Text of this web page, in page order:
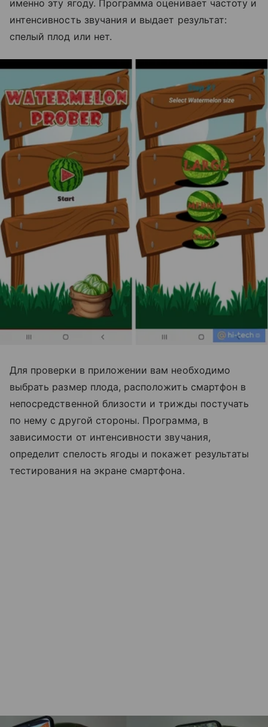
именно эту ягоду. Программа оценивает частоту и
интенсивность звучания и выдает результат:
спелый плод или нет.
Для проверки в приложении вам необходимо
выбрать размер плода, расположить смартфон в
непосредственной близости и трижды постучать
по нему с другой стороны. Программа, в
зависимости от интенсивности звучания,
определит спелость ягоды и покажет результаты
тестирования на экране смартфона.